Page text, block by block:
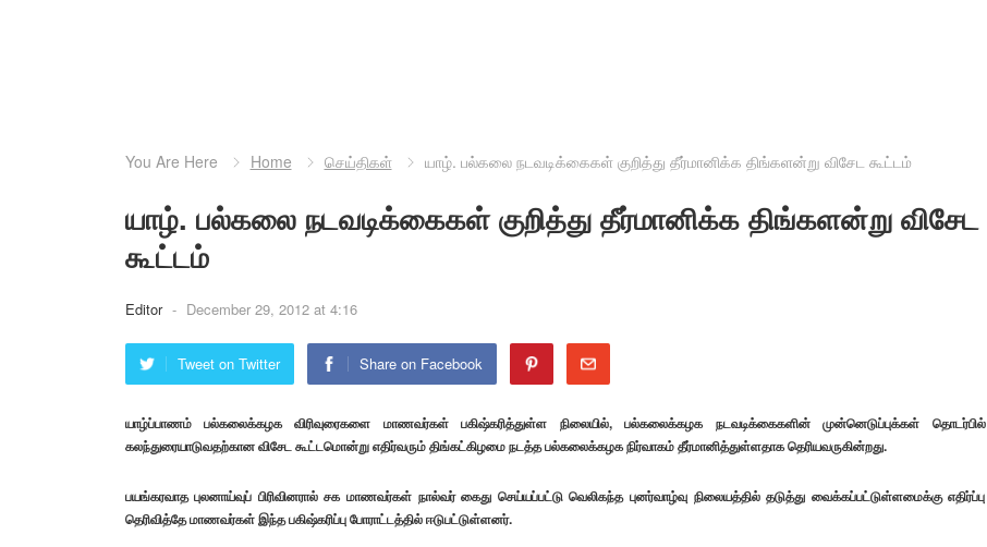
You Are Here Home செய்திகள் யாழ். பல்கலை நடவடிக்கைகள் குறித்து தீர்மானிக்க திங்களன்று விசேட கூட்டம்
யாழ். பல்கலை நடவடிக்கைகள் குறித்து தீர்மானிக்க திங்களன்று விசேட
கூட்டம்
Editor - December 29, 2012 at 4:16
Tweet on Twitter Share on Facebook
யாழ்ப்பாணம் பல்கலைக்கழக விரிவுரைகளை மாணவர்கள் பகிஷ்கரித்துள்ள நிலையில், பல்கலைக்கழக நடவடிக்கைகளின் முன்னெடுப்புக்கள் தொடர்பில்
கலந்துரையாடுவதற்கான விசேட கூட்டமொன்று எதிர்வரும் திங்கட்கிழமை நடத்த பல்கலைக்கழக நிர்வாகம் தீர்மானித்துள்ளதாக தெரியவருகின்றது.
பயங்கரவாத புலனாய்வுப் பிரிவினரால் சக மாணவர்கள் நால்வர் கைது செய்யப்பட்டு வெலிகந்த புனர்வாழ்வு நிலையத்தில் தடுத்து வைக்கப்பட்டுள்ளமைக்கு எதிர்ப்பு
தெரிவித்தே மாணவர்கள் இந்த பகிஷ்கரிப்பு போராட்டத்தில் ஈடுபட்டுள்ளனர்.